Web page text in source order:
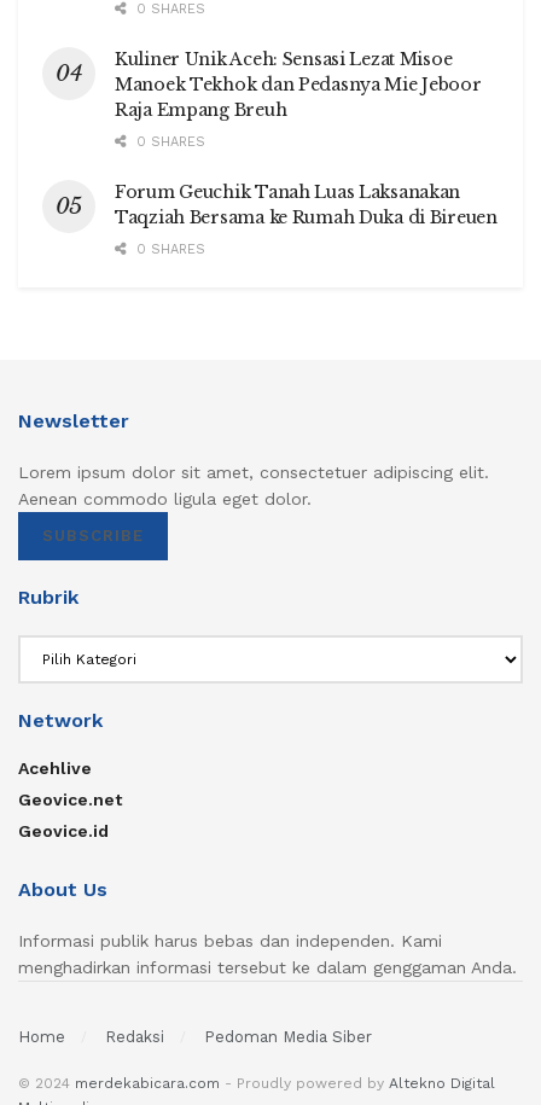
0 SHARES
Kuliner Unik Aceh: Sensasi Lezat Misoe
Manoek Tekhok dan Pedasnya Mie Jeboor
Raja Empang Breuh
0 SHARES
Forum Geuchik Tanah Luas Laksanakan
Taqziah Bersama ke Rumah Duka di Bireuen
0 SHARES
Newsletter
Lorem ipsum dolor sit amet, consectetuer adipiscing elit.
Aenean commodo ligula eget dolor.
SUBSCRIBE
Rubrik
Network
Acehlive
Geovice.net
Geovice.id
About Us
Informasi publik harus bebas dan independen. Kami
menghadirkan informasi tersebut ke dalam genggaman Anda.
Home Redaksi Pedoman Media Siber
© 2024 merdekabicara.com - Proudly powered by Altekno Digital